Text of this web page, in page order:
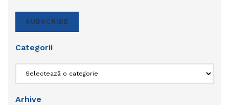
SUBSCRIBE
Categorii
Arhive